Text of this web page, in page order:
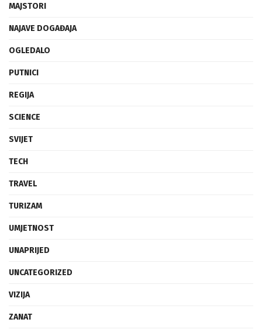
MAJSTORI
NAJAVE DOGAĐAJA
OGLEDALO
PUTNICI
REGIJA
SCIENCE
SVIJET
TECH
TRAVEL
TURIZAM
UMJETNOST
UNAPRIJED
UNCATEGORIZED
VIZIJA
ZANAT